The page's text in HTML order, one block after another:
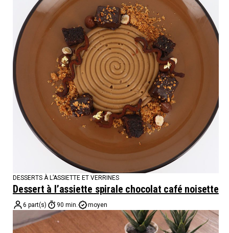
DESSERTS À L’ASSIETTE ET VERRINES
Dessert à l’assiette spirale chocolat café noisette
6 part(s) 90 min. moyen